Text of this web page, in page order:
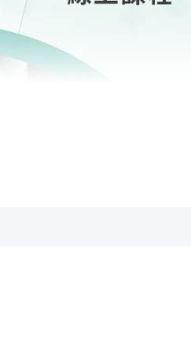
提供DVD光碟。